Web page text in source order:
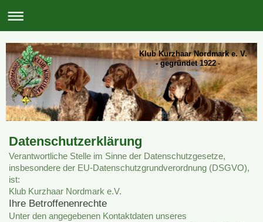
Klub Kurzhaar Nordmark e. V.
- gegründet 1922 -
Datenschutzerklärung
Verantwortliche Stelle im Sinne der Datenschutzgesetze,
insbesondere der EU-Datenschutzgrundverordnung (DSGVO),
ist:
Klub Kurzhaar Nordmark e.V.
Ihre Betroffenenrechte
Unter den angegebenen Kontaktdaten unseres